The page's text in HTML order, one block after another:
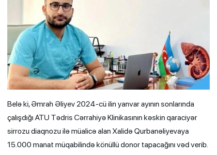
Belə ki, Əmrah Əliyev 2024-cü ilin yanvar ayının sonlarında
çalışdığı ATU Tədris Cərrahiyə Klinikasının kəskin qaraciyər
sirrozu diaqnozu ilə müalicə alan Xalidə Qurbanəliyevaya
15.000 manat müqabilində könüllü donor tapacağını vəd verib.